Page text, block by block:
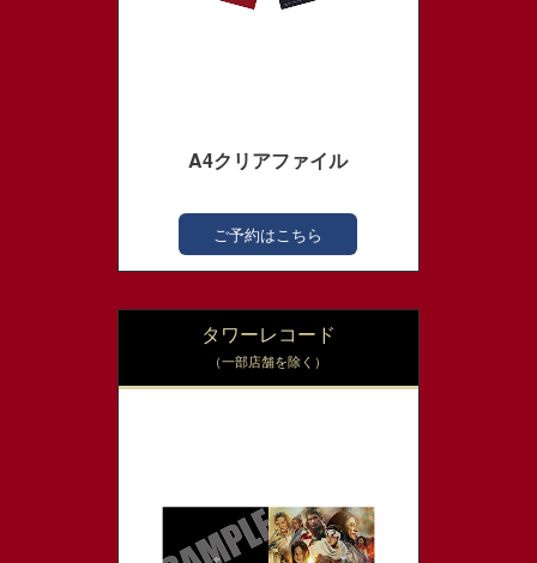
A4クリアファイル
ご予約はこちら
タワーレコード
（一部店舗を除く）